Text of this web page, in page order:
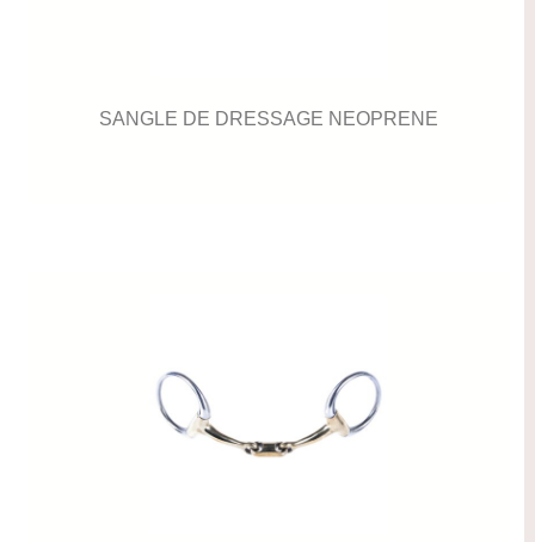
SANGLE DE DRESSAGE NEOPRENE